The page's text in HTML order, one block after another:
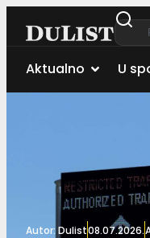
Aktualno U
Autor: Dulist08.07.2026.